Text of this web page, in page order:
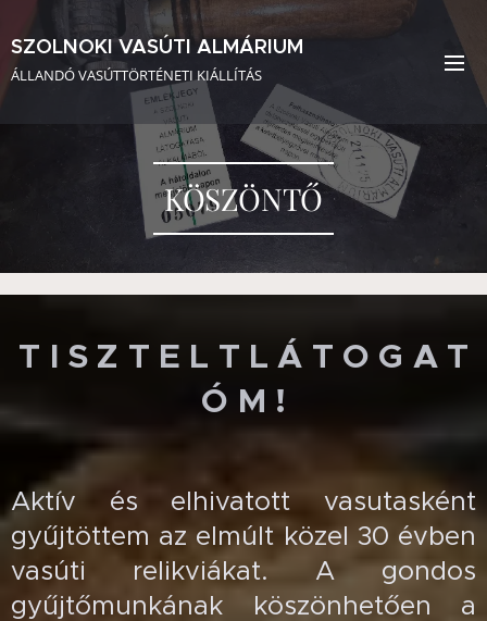
SZOLNOKI VASÚTI ALMÁRIUM
ÁLLANDÓ VASÚTTÖRTÉNETI KIÁLLÍTÁS
KÖSZÖNTŐ
T I S Z T E L T L Á T O G A T
Ó M !
Aktív és elhivatott vasutasként
gyűjtöttem az elmúlt közel 30 évben
vasúti relikviákat. A gondos
gyűjtőmunkának köszönhetően a